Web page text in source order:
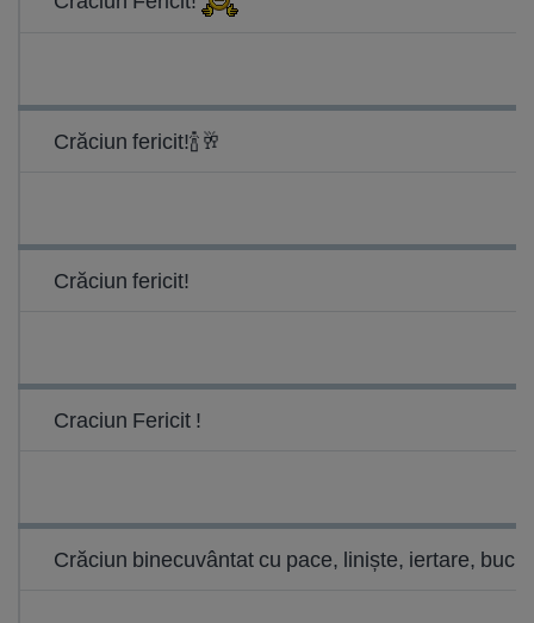
Crăciun fericit!🍾🥂
Crăciun fericit!
Craciun Fericit !
Crăciun binecuvântat cu pace, liniște, iertare,